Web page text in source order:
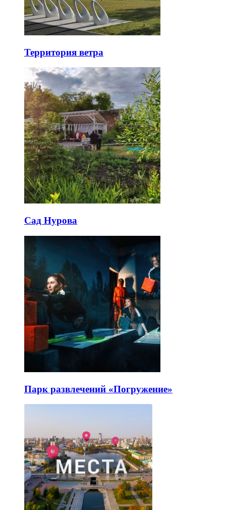
Территория ветра
Сад Нурова
Парк развлечений «Погружение»